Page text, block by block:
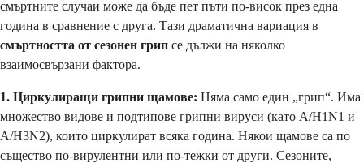
смъртните случаи може да бъде пет пъти по-висок през една
година в сравнение с друга. Тази драматична вариация в
смъртността от сезонен грип се дължи на няколко
взаимосвързани фактора.
1. Циркулиращи грипни щамове: Няма само един „грип“. Има
множество видове и подтипове грипни вируси (като A/H1N1 и
A/H3N2), които циркулират всяка година. Някои щамове са по
същество по-вирулентни или по-тежки от други. Сезоните,